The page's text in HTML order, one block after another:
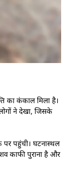
का कंकाल मिला है।
ने देखा, जिसके
पर पहुंची। घटनास्थल
काफी पुराना है और